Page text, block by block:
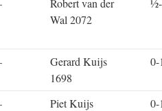
Robert van der
Wal 2072
Gerard Kuijs
1698
0-
Piet Kuijs
0-